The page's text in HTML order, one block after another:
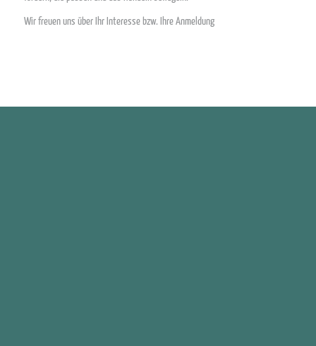
Wir freuen uns über Ihr Interesse bzw. Ihre Anmeldung